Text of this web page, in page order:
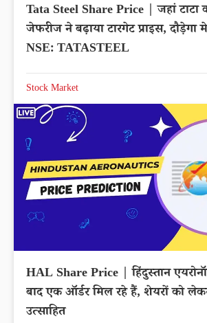
Tata Steel Share Price | जहां टाटा
जेफरीज ने बढ़ाया टारगेट प्राइस, दौड़ेगा
NSE: TATASTEEL
Stock Market
HAL Share Price | हिंदुस्तान
बाद एक ऑर्डर मिल रहे हैं, शेयरों को
उत्साहित